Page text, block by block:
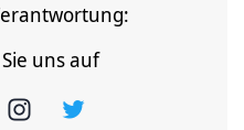
uns auf